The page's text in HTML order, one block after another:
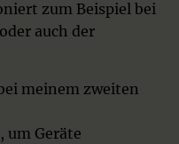
zum Beispiel bei
auch der
meinem zweiten
, um Geräte